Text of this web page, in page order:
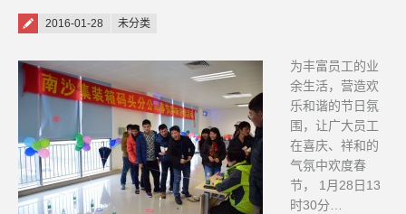
Posted on
2016-01-28 未分类
为丰富员工的业
余生活，营造欢
乐和谐的节日氛
围，让广大员工
在喜庆、祥和的
气氛中欢度春
节， 1月28日13
时30分…